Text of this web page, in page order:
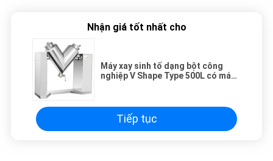
Nhận giá tốt nhất cho
Máy xay sinh tố dạng bột công
nghiệp V Shape Type 500L có máy
Tiếp tục